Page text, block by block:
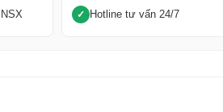
Hotline tư vấn 24/7